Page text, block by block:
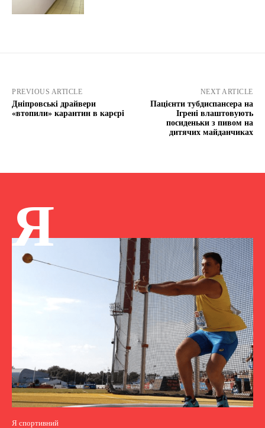
PREVIOUS ARTICLE
Дніпровські драйвери
«втопили» карантин в карєрі
NEXT ARTICLE
Пацієнти тубдиспансера на
Ігрені влаштовують
посиденьки з пивом на
дитячих майданчиках
Я
Я спортивний